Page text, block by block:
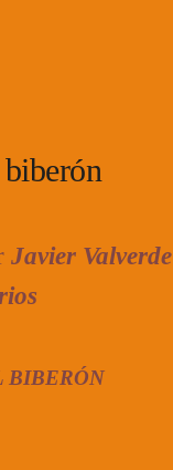
Javier Valverde